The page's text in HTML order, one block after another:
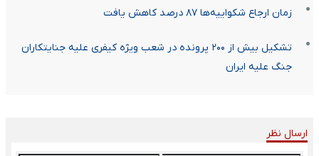
زمان ارجاع شکواییه‌ها ۸۷ درصد کاهش یافت
تشکیل بیش از ۲۰۰ پرونده در شعب ویژه کیفری علیه جنایتکاران
جنگ علیه ایران
ارسال نظر